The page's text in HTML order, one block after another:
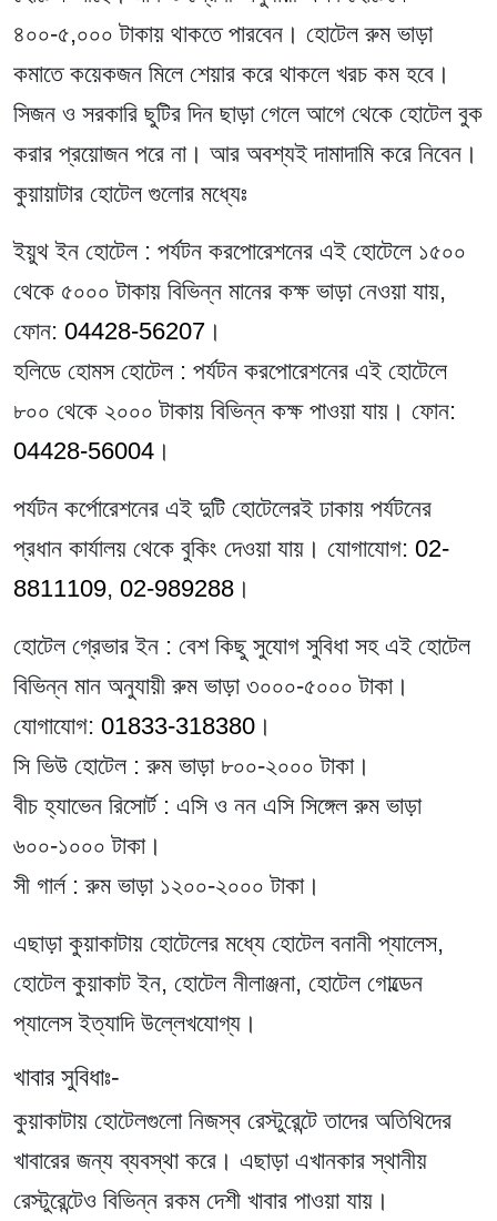
৪০০-৫,০০০ টাকায় থাকতে পারবেন। হোটেল রুম ভাড়া
কমাতে কয়েকজন মিলে শেয়ার করে থাকলে খরচ কম হবে।
সিজন ও সরকারি ছুটির দিন ছাড়া গেলে আগে থেকে হোটেল বুক
করার প্রয়োজন পরে না। আর অবশ্যই দামাদামি করে নিবেন।
কুয়ায়াটার হোটেল গুলোর মধ্যেঃ
ইয়ুথ ইন হোটেল: পর্যটন করপোরেশনের এই হোটেলে ১৫০০
থেকে ৫০০০ টাকায় বিভিন্ন মানের কক্ষ ভাড়া নেওয়া যায়,
ফোন: 04428-56207 ।
হলিডে হোমস হোটেল: পর্যটন করপোরেশনের এই হোটেলে
৮০০ থেকে ২০০০ টাকায় বিভিন্ন কক্ষ পাওয়া যায়। ফোন:
04428-56004 ।
পর্যটন কর্পোরেশনের এই দুটি হোটেলেরই ঢাকায় পর্যটনের
প্রধান কার্যালয় থেকে বুকিং দেওয়া যায়। যোগাযোগ: 02-
8811109, 02-989288 ।
হোটেল গ্রেভার ইন : বেশ কিছু সুযোগ সুবিধা সহ এই হোটেল
বিভিন্ন মান অনুযায়ী রুম ভাড়া ৩০০০-৫০০০ টাকা।
যোগাযোগ: 01833-318380 ।
সি ভিউ হোটেল: রুম ভাড়া ৮০০-২০০০ টাকা।
বীচ হ্যাভেন রিসোর্ট: এসি ও নন এসি সিঙ্গেল রুম ভাড়া
৬০০-১০০০ টাকা।
সী গার্ল: রুম ভাড়া ১২০০-২০০০ টাকা।
এছাড়া কুয়াকাটায় হোটেলের মধ্যে হোটেল বনানী প্যালেস,
হোটেল কুয়াকাট ইন, হোটেল নীলাঞ্জনা, হোটেল গোল্ডেন
প্যালেস ইত্যাদি উল্লেখযোগ্য।
খাবার সুবিধাঃ-
কুয়াকাটায় হোটেলগুলো নিজস্ব রেস্টুরেন্টে তাদের অতিথিদের
খাবারের জন্য ব্যবস্থা করে। এছাড়া এখানকার স্থানীয়
রেস্টুরেন্টেও বিভিন্ন রকম দেশী খাবার পাওয়া যায়।